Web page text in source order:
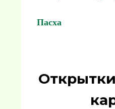
Пасха